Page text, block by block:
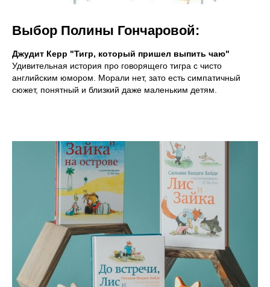
Выбор Полины Гончаровой:
Джудит Керр "Тигр, который пришел выпить чаю"
Удивительная история про говорящего тигра с чисто
английским юмором. Морали нет, зато есть симпатичный
сюжет, понятный и близкий даже маленьким детям.